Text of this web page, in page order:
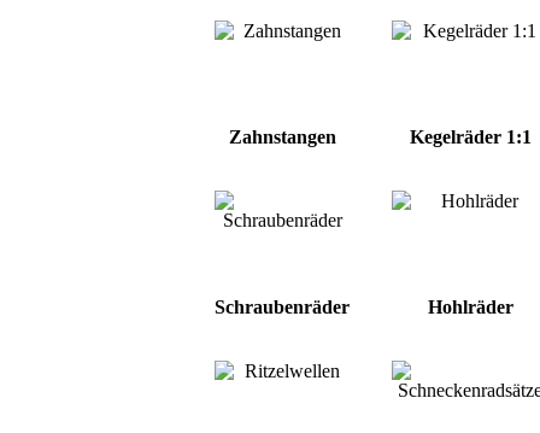
Zahnstangen Kegelräder 1:1
Schraubenräder Hohlräder